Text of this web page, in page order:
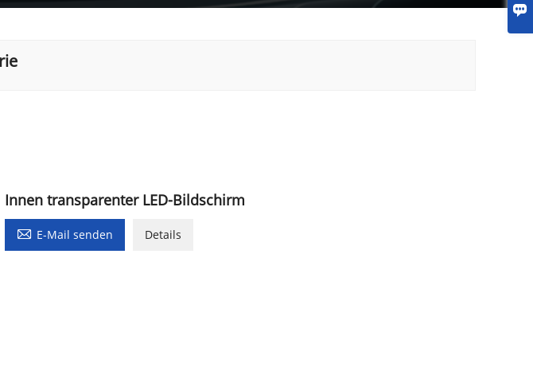
Innen transparenter LED-Bildschirm
 E-Mail senden Details
